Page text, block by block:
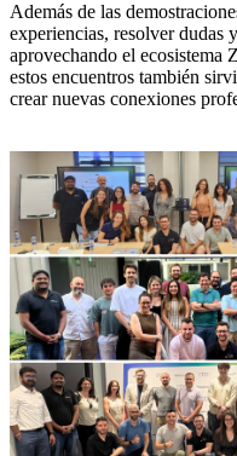
Además de las
experiencias, resolver dudas
aprovechando el ecosistema
estos encuentros también
crear nuevas conexiones